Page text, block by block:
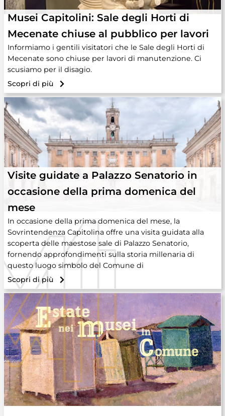
Musei Capitolini: Sale degli Horti di
Mecenate chiuse al pubblico per lavori
Informiamo i gentili visitatori che le Sale degli Horti di
Mecenate sono chiuse per lavori di manutenzione. Ci
scusiamo per il disagio.
Scopri di più
Visite guidate a Palazzo Senatorio in
occasione della prima domenica del
mese
In occasione della prima domenica del mese, la
Sovrintendenza Capitolina offre una visita guidata alla
scoperta delle maestose sale di Palazzo Senatorio,
fornendo approfondimenti sulla storia millenaria di
questo luogo simbolo del Comune di
Scopri di più